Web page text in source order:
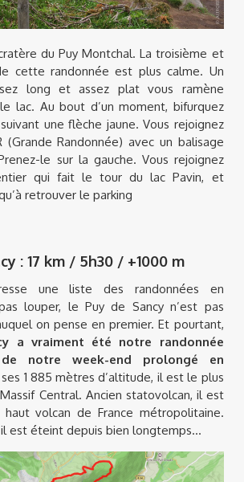
du Puy Montchal. La troisième et
cette randonnée est plus calme. Un
long et assez plat vous ramène
lac. Au bout d’un moment, bifurquez
une flèche jaune. Vous rejoignez
Randonnée) avec un balisage
le sur la gauche. Vous rejoignez
qui fait le tour du lac Pavin, et
retrouver le parking
: 17 km / 5h30 / +1000 m
une liste des randonnées en
louper, le Puy de Sancy n’est pas
on pense en premier. Et pourtant,
a vraiment été notre randonnée
notre week-end prolongé en
1 885 mètres d’altitude, il est le plus
Central. Ancien statovolcan, il est
haut volcan de France métropolitaine.
il est éteint depuis bien longtemps…